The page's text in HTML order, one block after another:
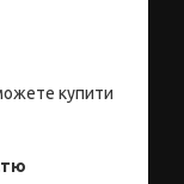
купити